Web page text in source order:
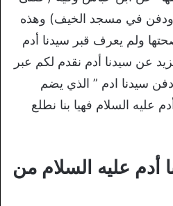
ودفن في مسجد الخيف) وهذه
ولم يعرف قبر سيدنا أدم
عن سيدنا أدم نقدم لكم عبر
سيدنا ادم ” الذي يضم
عليه السلام فهيا بنا نطلع
عليه السلام من